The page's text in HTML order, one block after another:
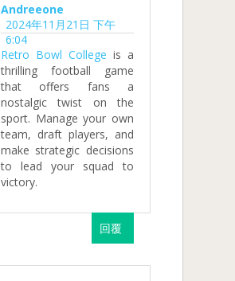
Andreeone
2024年11月21日 下午
6:04
Retro Bowl College is a
thrilling football game
that offers fans a
nostalgic twist on the
sport. Manage your own
team, draft players, and
make strategic decisions
to lead your squad to
victory.
回覆